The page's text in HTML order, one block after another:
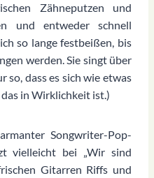
Zähneputzen und
und entweder schnell
so lange festbeißen, bis
werden. Sie singt über
so, dass es sich wie etwas
in Wirklichkeit ist.)
Songwriter-Pop-
vielleicht bei „Wir sind
Gitarren Riffs und